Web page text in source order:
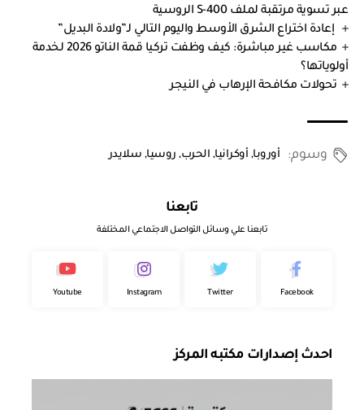
عبر تسوية مرتقبة لملف S-400 الروسية
إعادة اختراع الشرق الأوسط واليوم التالي لـ”ولادة البديل”
مكاسب غير مباشرة: كيف وظفت تركيا قمة الناتو 2026 لخدمة
أولوياتها؟
تحولات مكافحة الإرهاب في النيجر
وسوم: أوروبا,أوكرانيا,الحرب,روسيا,سلايدر
تابعنا
تابعنا علي وسائل التواصل الاجتماعي المختلفة
Facebook
Twitter
Instagram
Youtube
احدث إصدارات مكتبه المركز